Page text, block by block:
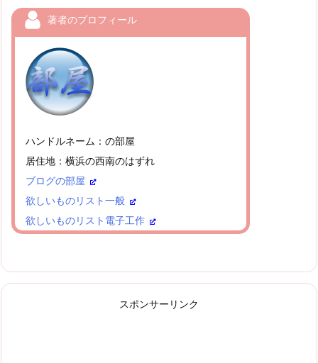
著者のプロフィール
ハンドルネーム：の部屋
居住地：横浜の西南のはずれ
ブログの部屋
欲しいものリスト一般
欲しいものリスト電子工作
スポンサーリンク